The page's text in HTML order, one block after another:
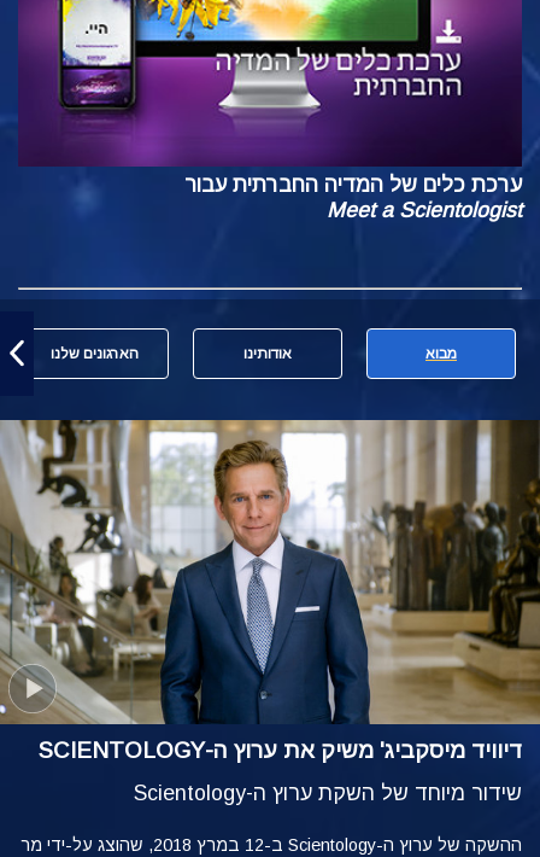
ערכת כלים של המדיה החברתית עבור
Meet a Scientologist
מבוא אודותינו הארגונים שלנו
דיוויד מיסקביג' משיק את ערוץ ה-SCIENTOLOGY
שידור מיוחד של השקת ערוץ ה-Scientology
ההשקה של ערוץ ה-Scientology ב-12 במרץ 2018, שהוצג על-ידי מר